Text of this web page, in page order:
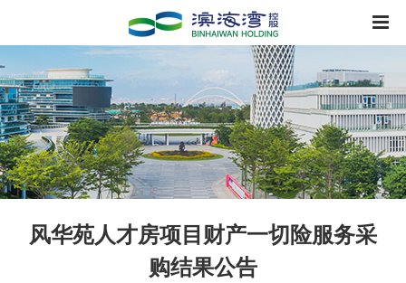
风华苑人才房项目财产一切险服务采
购结果公告